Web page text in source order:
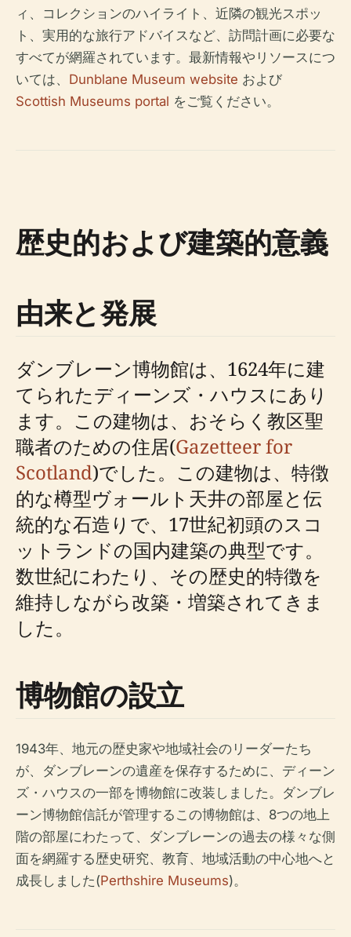
ィ、コレクションのハイライト、近隣の観光スポッ
ト、実用的な旅行アドバイスなど、訪問計画に必要な
すべてが網羅されています。最新情報やリソースにつ
いては、 Dunblane Museum website および
Scottish Museums portal をご覧ください。
歴史的および建築的意義
由来と発展
ダンブレーン博物館は、1624年に建
てられたディーンズ・ハウスにあり
ます。この建物は、おそらく教区聖
職者のための住居(Gazetteer for
Scotland)でした。この建物は、特徴
的な樽型ヴォールト天井の部屋と伝
統的な石造りで、17世紀初頭のスコ
ットランドの国内建築の典型です。
数世紀にわたり、その歴史的特徴を
維持しながら改築・増築されてきま
した。
博物館の設立
1943年、地元の歴史家や地域社会のリーダーたち
が、ダンブレーンの遺産を保存するために、ディーン
ズ・ハウスの一部を博物館に改装しました。ダンブレ
ーン博物館信託が管理するこの博物館は、8つの地上
階の部屋にわたって、ダンブレーンの過去の様々な側
面を網羅する歴史研究、教育、地域活動の中心地へと
成長しました(Perthshire Museums)。